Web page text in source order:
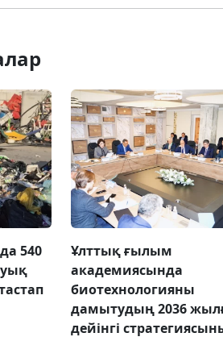
540
Ұлттық ғылым
академиясында
биотехнологияны
дамытудың 2036
дейінгі